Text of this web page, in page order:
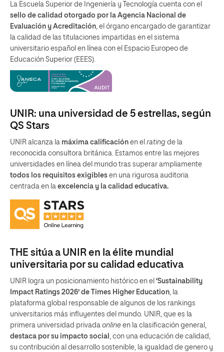
La Escuela Superior de Ingeniería y Tecnología cuenta con el
sello de calidad otorgado por la Agencia Nacional de
Evaluación y Acreditación, el órgano encargado de garantizar
la calidad de las titulaciones impartidas en el sistema
universitario español en línea con el Espacio Europeo de
Educación Superior (EEES).
UNIR: una universidad de 5 estrellas, según
QS Stars
UNIR alcanza la máxima calificación en el rating de la
reconocida consultora británica. Estamos entre las mejores
universidades en línea del mundo tras superar ampliamente
todos los requisitos exigibles en una rigurosa auditoria
centrada en la excelencia y la calidad educativa.
THE sitúa a UNIR en la élite mundial
universitaria por su calidad educativa
UNIR logra un posicionamiento histórico en el ‘Sustainability
Impact Ratings 2026’ de Times Higher Education, la
plataforma global responsable de algunos de los rankings
universitarios más influyentes del mundo. UNIR, que es la
primera universidad privada online en la clasificación general,
destaca por su impacto social , con una educación de calidad,
su contribución al desarrollo sostenible, la igualdad de genero y